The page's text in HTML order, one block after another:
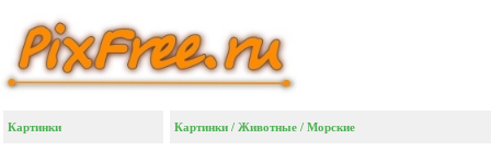
Картинки Картинки / Животные / Морские